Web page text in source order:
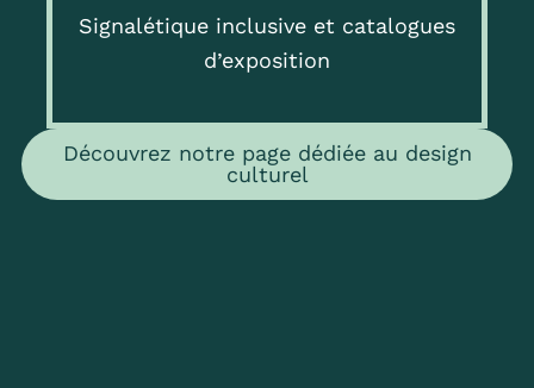
Signalétique inclusive et catalogues
d’exposition
Découvrez notre page dédiée au design
culturel